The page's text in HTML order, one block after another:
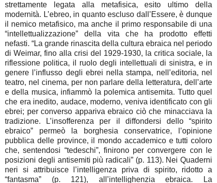
strettamente legata alla metafisica, esito ultimo della
modernità. L’ebreo, in quanto escluso dall’Essere, è dunque
il nemico metafisico, ma anche il primo responsabile di una
“intellettualizzazione” della vita che ha prodotto effetti
nefasti. “La grande rinascita della cultura ebraica nel periodo
di Weimar, fino alla crisi del 1929-1930, la critica sociale, la
riflessione politica, il ruolo degli intellettuali di sinistra, e in
genere l’influsso degli ebrei nella stampa, nell’editoria, nel
teatro, nel cinema, per non parlare della letteratura, dell’arte
e della musica, infiammò la polemica antisemita. Tutto quel
che era inedito, audace, moderno, veniva identificato con gli
ebrei; per converso appariva ebraico ciò che minacciava la
tradizione. L’insofferenza per il diffondersi dello “spirito
ebraico” permeò la borghesia conservatrice, l’opinione
pubblica delle province, il mondo accademico e tutti coloro
che, sentendosi “tedeschi”, finirono per convergere con le
posizioni degli antisemiti più radicali” (p. 113). Nei Quaderni
neri si attribuisce l’intelligenza priva di spirito, ridotto a
“fantasma” (p. 121), all’intellighenzia ebraica. La